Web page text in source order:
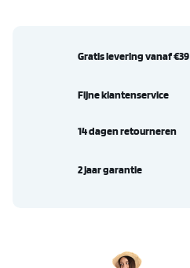
Gratis levering vanaf €39
Fijne klantenservice
14 dagen retourneren
2 jaar garantie